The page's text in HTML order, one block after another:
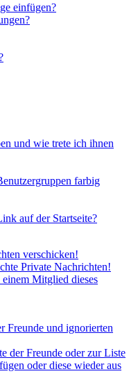
einfügen?
und wie trete ich ihnen
farbig
auf der Startseite?
verschicken!
Private Nachrichten!
Mitglied dieses
Freunde und ignorierten
der Freunde oder zur Liste
oder diese wieder aus